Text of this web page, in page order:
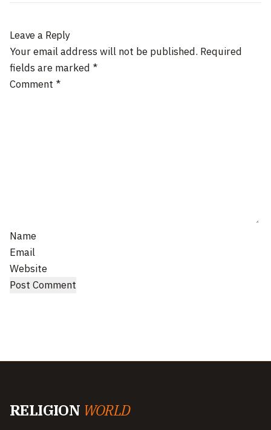
Leave a Reply
Your email address will not be published. Required
fields are marked *
Comment *
Name
Email
Website
RELIGION WORLD